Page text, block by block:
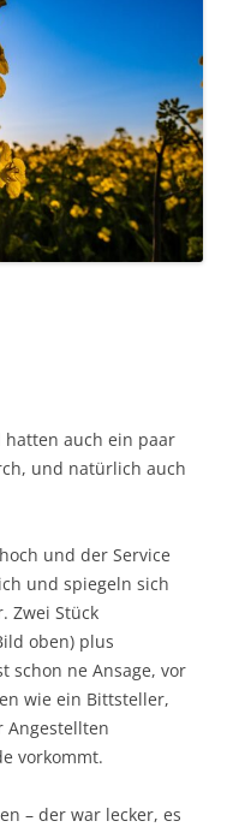
auch ein paar
und natürlich auch
und der Service
und spiegeln sich
Zwei Stück
oben) plus
schon ne Ansage, vor
wie ein Bittsteller,
Angestellten
vorkommt.
– der war lecker, es